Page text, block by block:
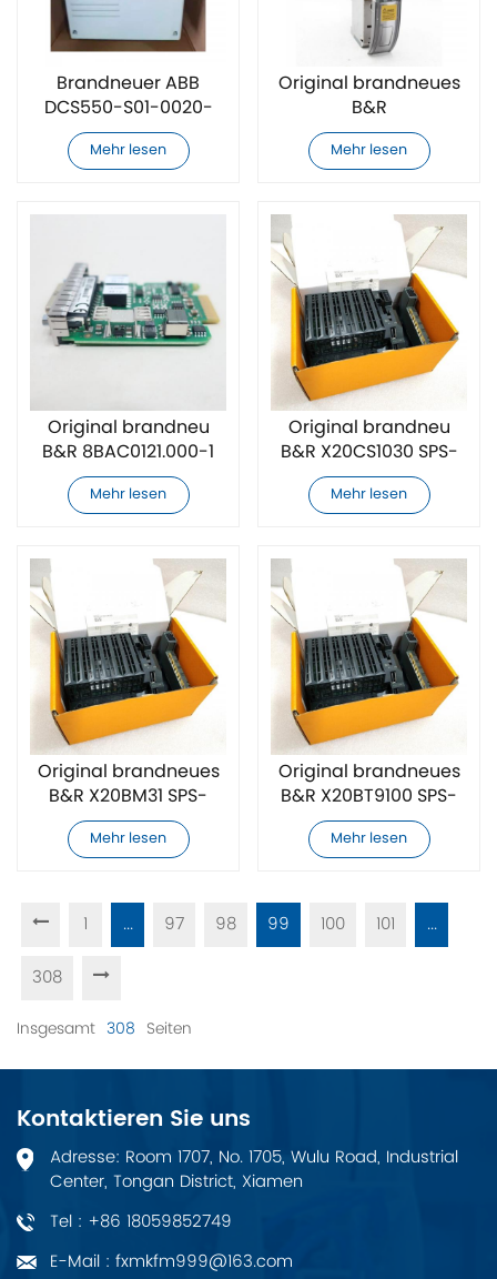
Brandneuer ABB
DCS550-S01-0020-
05-00-00
Gleichstrom-
Mehr lesen
Original brandneues
B&R
8B0C0320HW00.002-1
Netzteilmodul
Mehr lesen
Original brandneu
B&R 8BAC0121.000-1
Encoder-Leiterplatte
Mehr lesen
Original brandneu
B&R X20CS1030 SPS-
Modul
Mehr lesen
Original brandneues
B&R X20BM31 SPS-
Modul
Mehr lesen
Original brandneues
B&R X20BT9100 SPS-
Modul
Mehr lesen
1 ... 97 98 99 100 101
...
308
Insgesamt 308 Seiten
Kontaktieren Sie uns
Adresse: Room 1707, No. 1705, Wulu Road, Industrial
Center, Tongan District, Xiamen
Tel : +86 18059852749
E-Mail : fxmkfm999@163.com